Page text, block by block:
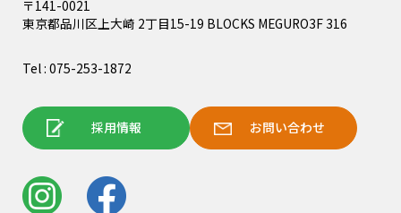
〒141-0021
東京都品川区上大崎 2丁目15-19 BLOCKS MEGURO3F 316
Tel : 075-253-1872
採用情報 お問い合わせ